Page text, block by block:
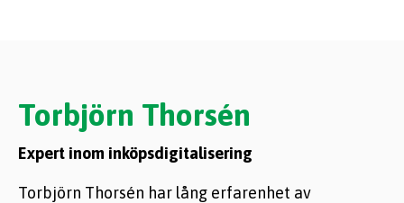
Torbjörn Thorsén
Expert inom inköpsdigitalisering
Torbjörn Thorsén har lång erfarenhet av